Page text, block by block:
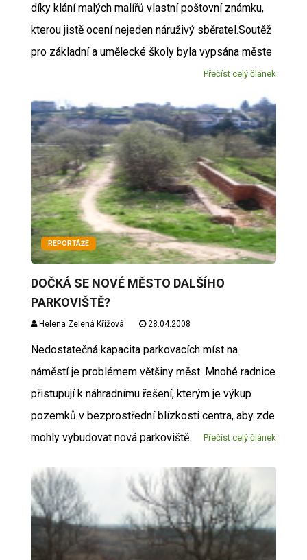
díky klání malých malířů vlastní poštovní známku,
kterou jistě ocení nejeden náruživý sběratel.Soutěž
pro základní a umělecké školy byla vypsána měste
Přečíst celý článek
REPORTÁŽE
DOČKÁ SE NOVÉ MĚSTO DALŠÍHO
PARKOVIŠTĚ?
Helena Zelená Křížová 28.04.2008
Nedostatečná kapacita parkovacích míst na
náměstí je problémem většiny měst. Mnohé radnice
přistupují k náhradnímu řešení, kterým je výkup
pozemků v bezprostřední blízkosti centra, aby zde
mohly vybudovat nová parkoviště.
Přečíst celý článek